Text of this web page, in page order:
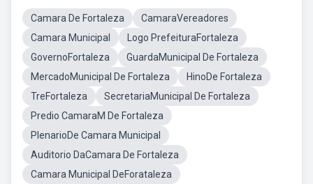
Camara De Fortaleza
CamaraVereadores
Camara Municipal
Logo PrefeituraFortaleza
GovernoFortaleza
GuardaMunicipal De Fortaleza
MercadoMunicipal De Fortaleza
HinoDe Fortaleza
TreFortaleza
SecretariaMunicipal De Fortaleza
Predio CamaraM De Fortaleza
PlenarioDe Camara Municipal
Auditorio DaCamara De Fortaleza
Camara Municipal DeForataleza